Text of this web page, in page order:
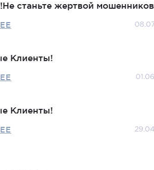
станьте жертвой
Клиенты!
Клиенты!